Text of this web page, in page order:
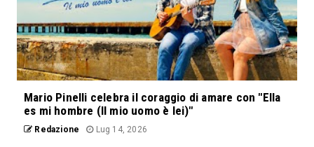
Mario Pinelli celebra il coraggio di amare con "Ella
es mi hombre (Il mio uomo è lei)"
Redazione Lug 14, 2026